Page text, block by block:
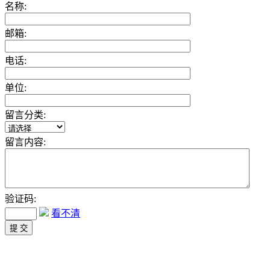
名称:
邮箱:
电话:
单位:
留言分类:
留言内容:
验证码:
看不清